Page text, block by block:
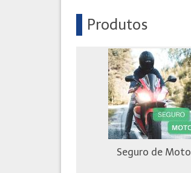
Produtos
Seguro de Moto